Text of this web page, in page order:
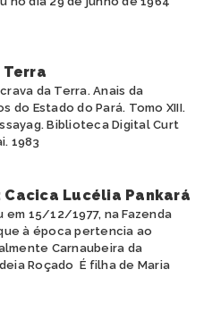
Terra
da Terra. Anais da
do Estado do Pará. Tomo XIII.
Biblioteca Digital Curt
1983
Lucélia Pankará
em 15/12/1977, na Fazenda
à época pertencia ao
Carnaubeira da
Roçado É filha de Maria